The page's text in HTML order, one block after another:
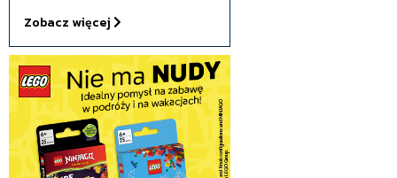
Zobacz więcej